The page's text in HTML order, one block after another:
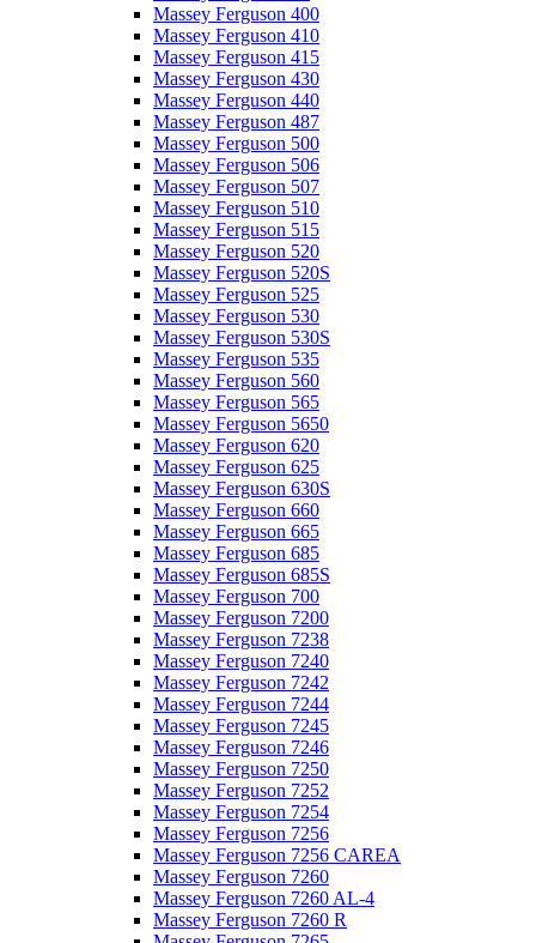
Massey Ferguson 400
Massey Ferguson 410
Massey Ferguson 415
Massey Ferguson 430
Massey Ferguson 440
Massey Ferguson 487
Massey Ferguson 500
Massey Ferguson 506
Massey Ferguson 507
Massey Ferguson 510
Massey Ferguson 515
Massey Ferguson 520
Massey Ferguson 520S
Massey Ferguson 525
Massey Ferguson 530
Massey Ferguson 530S
Massey Ferguson 535
Massey Ferguson 560
Massey Ferguson 565
Massey Ferguson 5650
Massey Ferguson 620
Massey Ferguson 625
Massey Ferguson 630S
Massey Ferguson 660
Massey Ferguson 665
Massey Ferguson 685
Massey Ferguson 685S
Massey Ferguson 700
Massey Ferguson 7200
Massey Ferguson 7238
Massey Ferguson 7240
Massey Ferguson 7242
Massey Ferguson 7244
Massey Ferguson 7245
Massey Ferguson 7246
Massey Ferguson 7250
Massey Ferguson 7252
Massey Ferguson 7254
Massey Ferguson 7256
Massey Ferguson 7256 CAREA
Massey Ferguson 7260
Massey Ferguson 7260 AL-4
Massey Ferguson 7260 R